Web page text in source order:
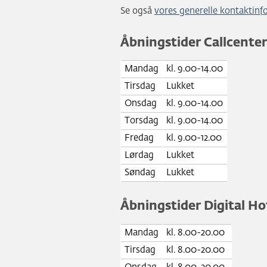
Se også vores generelle
Åbningstider Callcenter
Mandag
kl. 9.00-14.00
Tirsdag
Lukket
Onsdag
kl. 9.00-14.00
Torsdag
kl. 9.00-14.00
Fredag
kl. 9.00-12.00
Lørdag
Lukket
Søndag
Lukket
Åbningstider Digital
Mandag
kl. 8.00-20.00
Tirsdag
kl. 8.00-20.00